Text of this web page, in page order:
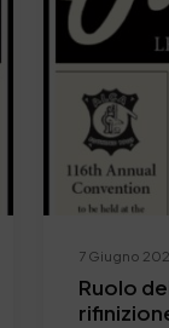
7 Giugno
Ruolo